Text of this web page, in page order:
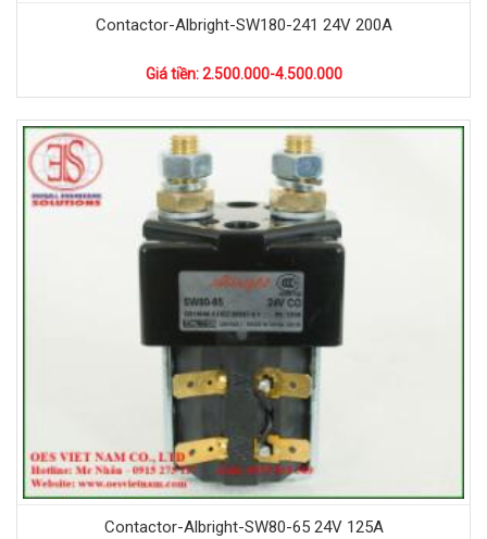
Contactor-Albright-SW180-241 24V 200A
Giá tiền: 2.500.000-4.500.000
Contactor-Albright-SW80-65 24V 125A